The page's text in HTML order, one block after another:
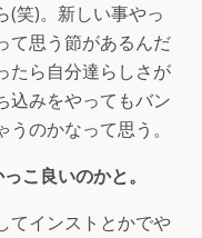
(笑)。新しい事やっ
て思う節があるんだ
たら自分達らしさが
込みをやってもバン
のかなって思う。
こ良いのかと。
てインストとかでや